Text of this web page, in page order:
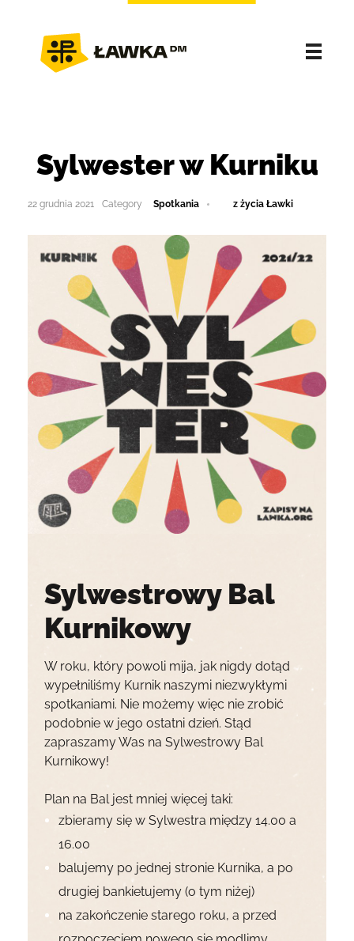
Sylwester w Kurniku
22 grudnia 2021 Spotkania z życia Ławki
Sylwestrowy Bal
Kurnikowy
W roku, który powoli mija, jak nigdy dotąd
wypełniliśmy Kurnik naszymi niezwykłymi
spotkaniami. Nie możemy więc nie zrobić
podobnie w jego ostatni dzień. Stąd
zapraszamy Was na Sylwestrowy Bal
Kurnikowy!
Plan na Bal jest mniej więcej taki:
zbieramy się w Sylwestra między 14.00 a
16.00
balujemy po jednej stronie Kurnika, a po
drugiej bankietujemy (o tym niżej)
na zakończenie starego roku, a przed